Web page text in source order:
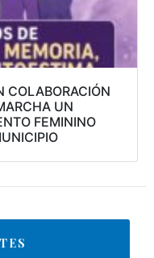
COLABORACIÓN
UN
FEMININO